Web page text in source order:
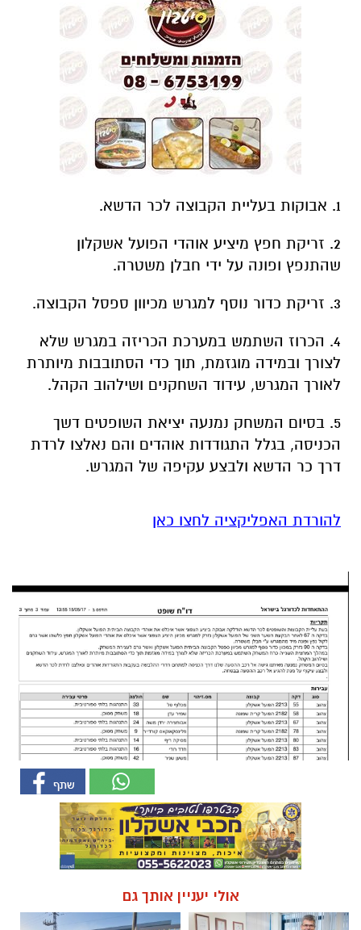
1. אבוקות בעליית הקבוצה לכר הדשא.
2. זריקת חפץ מיציע אוהדי הפועל אשקלון
שהתנפץ ופונה על ידי חבלן משטרה.
3. זריקת כדור נוסף למגרש מכיוון ספסל הקבוצה.
4. הכרוז השתמש במערכת הכריזה במגרש שלא
לצורך ובמידה מוגזמת, תוך כדי הסתובבות מיותרת
לאורך המגרש, עידוד השחקנים ושילהוב הקהל.
5. בסיום המשחק נמנעה יציאת השופטים דשך
הכניסה, בגלל התגודדות אוהדים והם נאלצו לרדת
דרך כר הדשא ולבצע עקיפה של המגרש.
להורדת האפליקציה לחצו כאן
אולי יעניין אותך גם